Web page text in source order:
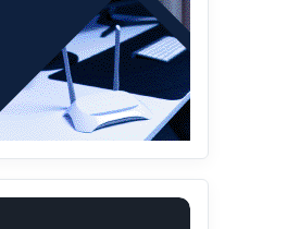
-uvoznik za Kosovo
vojska Srbije "vrati" na
Gdje je dobrodošla i
vojsku Kosova kojoj
što bolje opreme